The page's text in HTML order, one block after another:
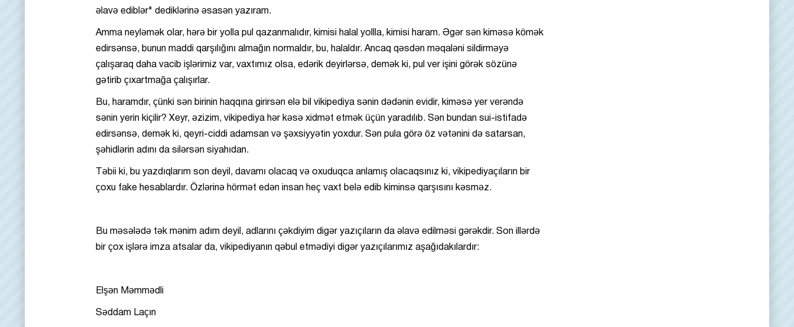
əlavə ediblər" dediklərinə əsasən yazıram.
Amma neyləmək olar, hərə bir yolla pul qazanmalıdır, kimisi halal yollla, kimisi haram. Əgər sən kiməsə kömək
edirsənsə, bunun maddi qarşılığını almağın normaldır, bu, halaldır. Ancaq qəsdən məqaləni sildirməyə
çalışaraq daha vacib işlərimiz var, vaxtımız olsa, edərik deyirlərsə, demək ki, pul ver işini görək sözünə
gətirib çıxartmağa çalışırlar.
Bu, haramdır, çünki sən birinin haqqına girirsən elə bil vikipediya sənin dədənin evidir, kiməsə yer verəndə
sənin yerin kiçilir? Xeyr, əzizim, vikipediya hər kəsə xidmət etmək üçün yaradılıb. Sən bundan sui-istifadə
edirsənsə, demək ki, qeyri-ciddi adamsan və şəxsiyyətin yoxdur. Sən pula görə öz vətənini də satarsan,
şəhidlərin adını da silərsən siyahıdan.
Təbii ki, bu yazdıqlarım son deyil, davamı olacaq və oxuduqca anlamış olacaqsınız ki, vikipediyaçıların bir
çoxu fake hesablardır. Özlərinə hörmət edən insan heç vaxt belə edib kiminsə qarşısını kəsməz.
Bu məsələdə tək mənim adım deyil, adlarını çəkdiyim digər yazıçıların da əlavə edilməsi gərəkdir. Son illərdə
bir çox işlərə imza atsalar da, vikipediyanın qəbul etmədiyi digər yazıçılarımız aşağıdakılardır:
Elşən Məmmədli
Səddam Laçın